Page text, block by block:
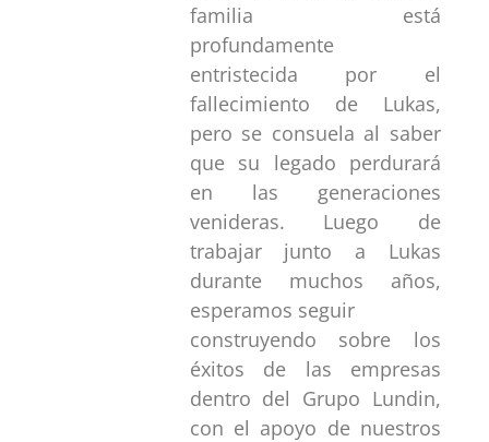
familia está
profundamente
entristecida por el
fallecimiento de Lukas,
pero se consuela al saber
que su legado perdurará
en las generaciones
venideras. Luego de
trabajar junto a Lukas
durante muchos años,
esperamos seguir
construyendo sobre los
éxitos de las empresas
dentro del Grupo Lundin,
con el apoyo de nuestros